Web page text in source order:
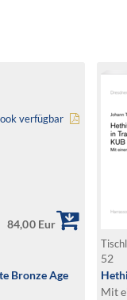
verfügbar
84,00 Eur
Bronze Age
52
Mit